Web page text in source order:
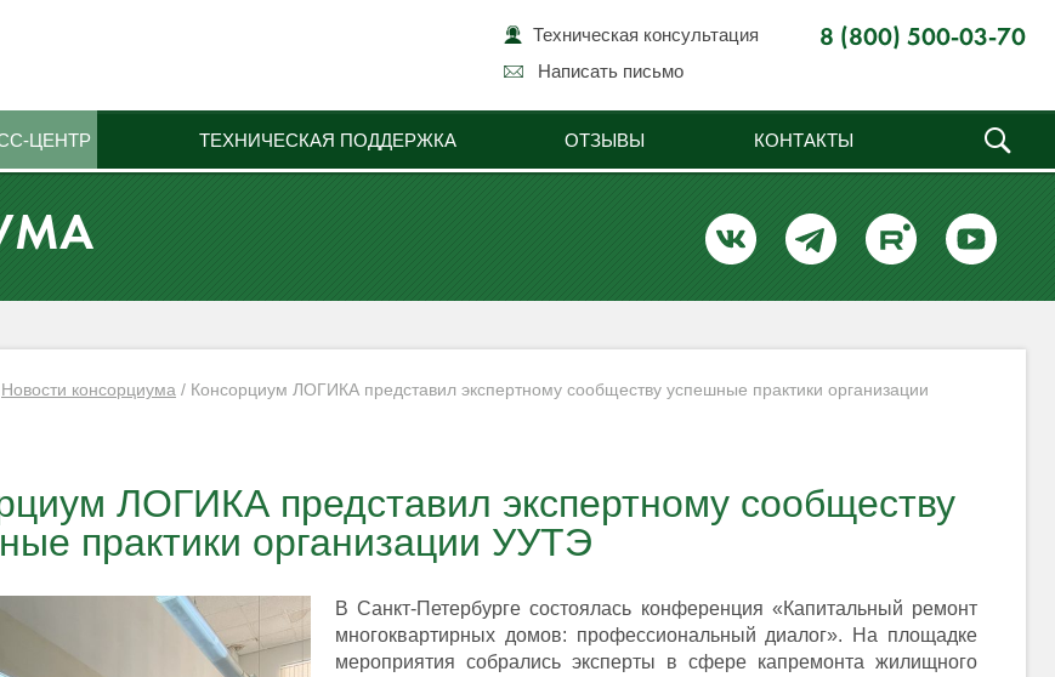
8 (800) 500-03-70
Техническая консультация
Написать письмо
ЦЕНТР ТЕХНИЧЕСКАЯ ПОДДЕРЖКА ОТЗЫВЫ КОНТАКТЫ
Новости консорциума / Консорциум ЛОГИКА представил экспертному сообществу успешные практики организации
ЛОГИКА представил экспертному сообществу
практики организации УУТЭ
В Санкт-Петербурге состоялась конференция «Капитальный ремонт
многоквартирных домов: профессиональный диалог». На площадке
мероприятия собрались эксперты в сфере капремонта жилищного